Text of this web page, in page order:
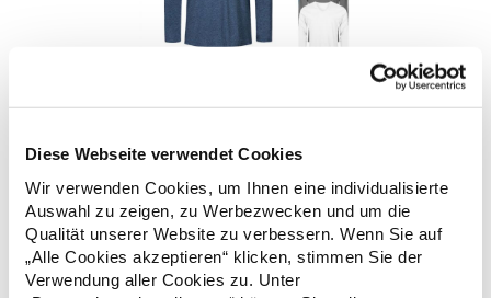
Diese Webseite verwendet Cookies
Wir verwenden Cookies, um Ihnen eine individualisierte
Auswahl zu zeigen, zu Werbezwecken und um die
Qualität unserer Website zu verbessern. Wenn Sie auf
„Alle Cookies akzeptieren“ klicken, stimmen Sie der
Verwendung aller Cookies zu. Unter
XO1460 X.O by Promodoro Herren V-Neck
Kragenfassung in self fabric Neutrales Grössenetikett
Verstärkte Schulternähte Doppelnähte Seitennähte Schmal
geschnittenGrammatur: 131-149
g/m²Materialzusammensetzung: 100% BaumwolleAngaben zur
Produktsicherheit: Herst.-Nr.: 1460Hersteller: Promodoro
Fashion GmbH Am Gatherhof 57 40472 Düsseldorf Deutschland
ab11,85 € *
* Preise inkl. gesetzlicher Mwst. + Versandkosten *